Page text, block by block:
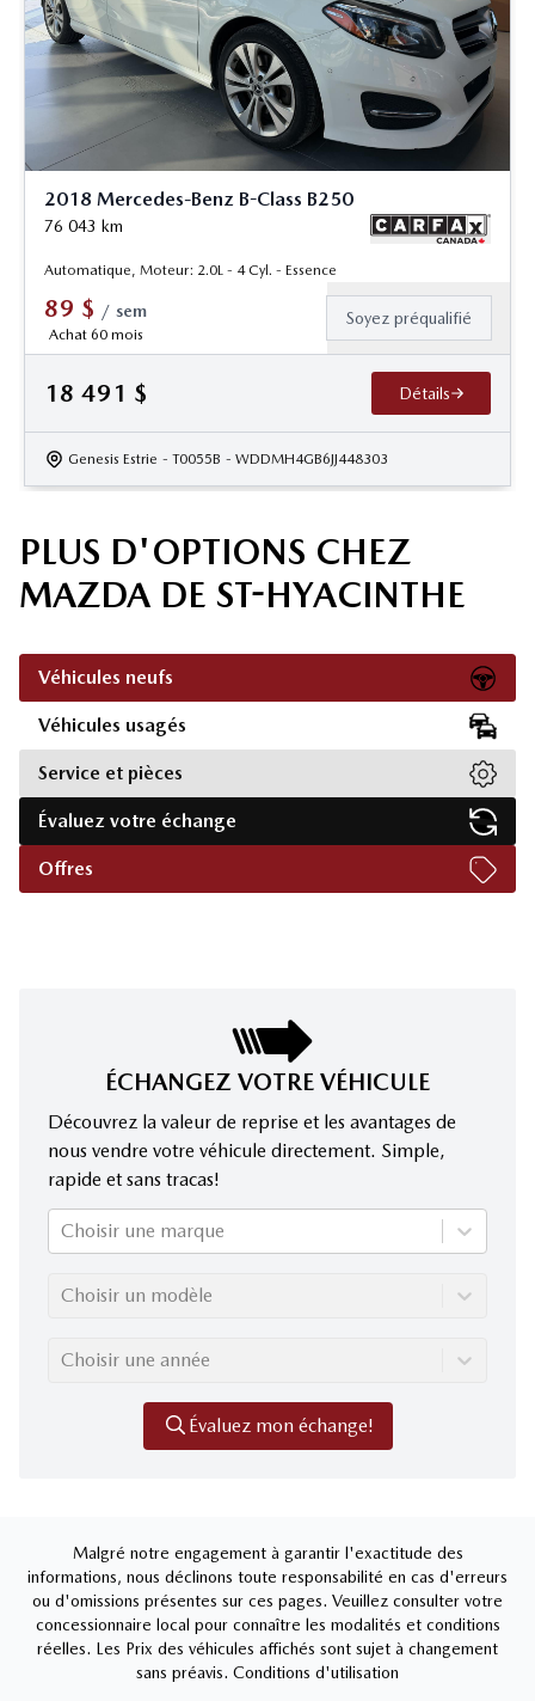
2018 Mercedes-Benz B-Class B250
76 043 km
Automatique, Moteur: 2.0L - 4 Cyl. - Essence
89 $ / sem
Achat 60 mois
Soyez préqualifié
18 491 $ Détails
Genesis Estrie - T0055B - WDDMH4GB6JJ448303
PLUS D'OPTIONS CHEZ
MAZDA DE ST-HYACINTHE
Véhicules neufs
Véhicules usagés
Service et pièces
Évaluez votre échange
Offres
ÉCHANGEZ VOTRE VÉHICULE
Découvrez la valeur de reprise et les avantages de
nous vendre votre véhicule directement. Simple,
rapide et sans tracas!
Choisir une marque
Choisir un modèle
Choisir une année
Évaluez mon échange!
Malgré notre engagement à garantir l'exactitude des
informations, nous déclinons toute responsabilité en cas d'erreurs
ou d'omissions présentes sur ces pages. Veuillez consulter votre
concessionnaire local pour connaître les modalités et conditions
réelles. Les Prix des véhicules affichés sont sujet à changement
sans préavis. Conditions d'utilisation